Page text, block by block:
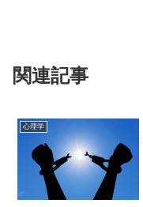
関連記事
心理学